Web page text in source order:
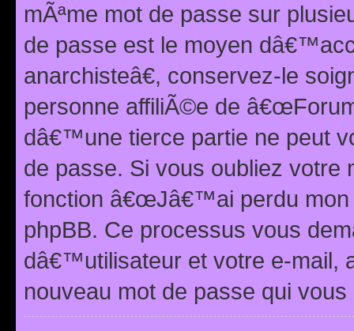
mÃªme mot de passe sur
de passe est le moyen
anarchisteâ€, conservez-le
personne affiliÃ©e de
dâ€™une tierce partie ne peut
de passe. Si vous oubliez votre
fonction â€œJâ€™ai perdu mon
phpBB. Ce processus vous
dâ€™utilisateur et votre e-mail,
nouveau mot de passe qui